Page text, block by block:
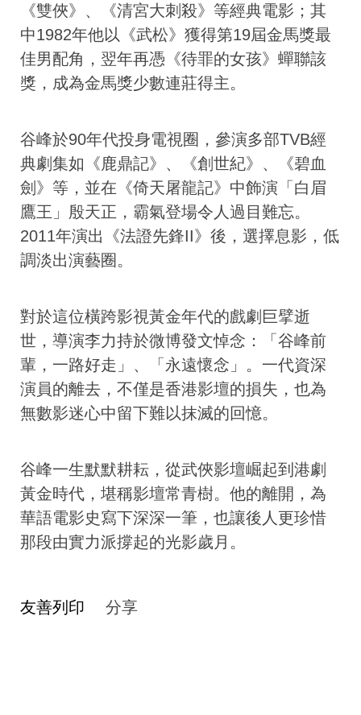
《雙俠》、《清宮大刺殺》等經典電影；其
中1982年他以《武松》獲得第19屆金馬獎最
佳男配角，翌年再憑《待罪的女孩》蟬聯該
獎，成為金馬獎少數連莊得主。
谷峰於90年代投身電視圈，參演多部TVB經
典劇集如《鹿鼎記》、《創世紀》、《碧血
劍》等，並在《倚天屠龍記》中飾演「白眉
鷹王」殷天正，霸氣登場令人過目難忘。
2011年演出《法證先鋒II》後，選擇息影，低
調淡出演藝圈。
對於這位橫跨影視黃金年代的戲劇巨擘逝
世，導演李力持於微博發文悼念：「谷峰前
輩，一路好走」、「永遠懷念」。一代資深
演員的離去，不僅是香港影壇的損失，也為
無數影迷心中留下難以抹滅的回憶。
谷峰一生默默耕耘，從武俠影壇崛起到港劇
黃金時代，堪稱影壇常青樹。他的離開，為
華語電影史寫下深深一筆，也讓後人更珍惜
那段由實力派撐起的光影歲月。
友善列印 分享